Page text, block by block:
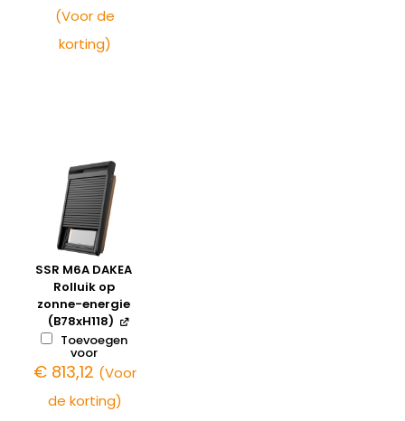
(Voor de
korting)
SSR M6A DAKEA
Rolluik op
zonne-energie
(B78xH118)
Toevoegen
voor
€813,12 (Voor
de korting)